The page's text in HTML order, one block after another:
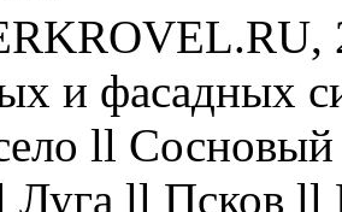
и фасадных
ll
Луга ll Псков